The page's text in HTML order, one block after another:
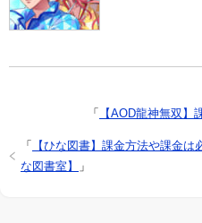
「 【AOD龍神無双
「
【ひな図書】課金方法や課金
な図書室】
」